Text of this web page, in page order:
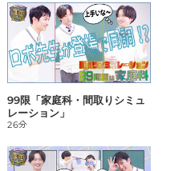
99限「家庭科・間取りシミュ
レーション」
26分